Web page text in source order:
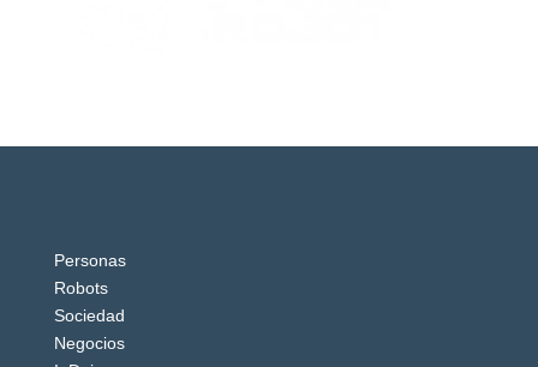
Personas
Robots
Sociedad
Negocios